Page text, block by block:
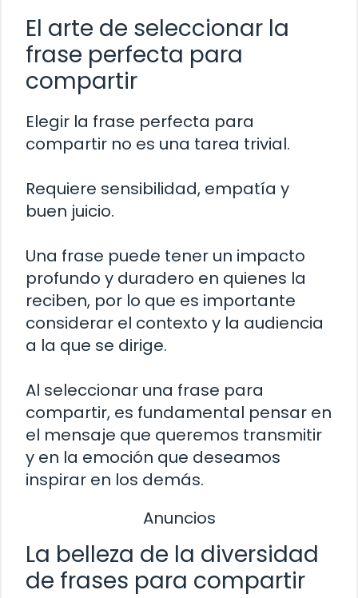
El arte de seleccionar la
frase perfecta para
compartir
Elegir la frase perfecta para
compartir no es una tarea trivial.
Requiere sensibilidad, empatía y
buen juicio.
Una frase puede tener un impacto
profundo y duradero en quienes la
reciben, por lo que es importante
considerar el contexto y la audiencia
a la que se dirige.
Al seleccionar una frase para
compartir, es fundamental pensar en
el mensaje que queremos transmitir
y en la emoción que deseamos
inspirar en los demás.
Anuncios
La belleza de la diversidad
de frases para compartir